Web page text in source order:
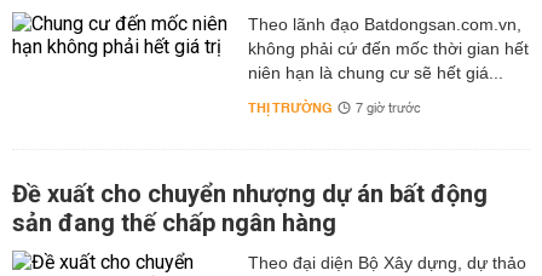
Theo lãnh đạo Batdongsan.com.vn,
không phải cứ đến mốc thời gian hết
niên hạn là chung cư sẽ hết giá...
THỊ TRƯỜNG 7 giờ trước
Đề xuất cho chuyển nhượng dự án bất động
sản đang thế chấp ngân hàng
Theo đại diện Bộ Xây dựng, dự thảo